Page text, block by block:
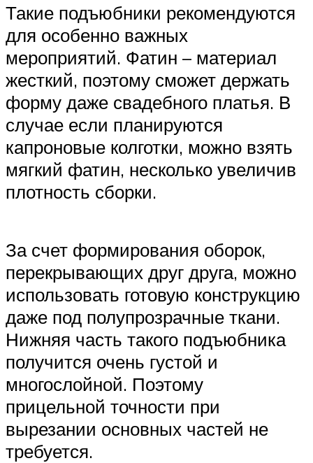
Такие подъюбники рекомендуются
для особенно важных
мероприятий. Фатин – материал
жесткий, поэтому сможет держать
форму даже свадебного платья. В
случае если планируются
капроновые колготки, можно взять
мягкий фатин, несколько увеличив
плотность сборки.
За счет формирования оборок,
перекрывающих друг друга, можно
использовать готовую конструкцию
даже под полупрозрачные ткани.
Нижняя часть такого подъюбника
получится очень густой и
многослойной. Поэтому
прицельной точности при
вырезании основных частей не
требуется.